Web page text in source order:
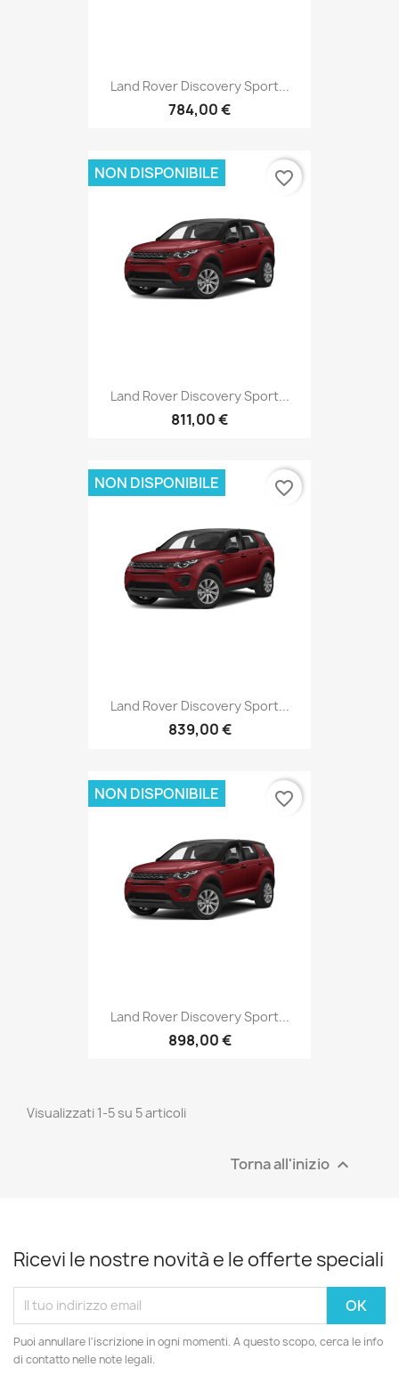
Land Rover Discovery Sport...
784,00 €
Land Rover Discovery Sport...
811,00 €
NON DISPONIBILE favorite_border
Land Rover Discovery Sport...
839,00 €
NON DISPONIBILE favorite_border
Land Rover Discovery Sport...
898,00 €
NON DISPONIBILE favorite_border
Visualizzati 1-5 su 5 articoli
Torna all'inizio 
Ricevi le nostre novità e le offerte speciali
Puoi annullare l'iscrizione in ogni momenti. A questo scopo, cerca le info
di contatto nelle note legali.